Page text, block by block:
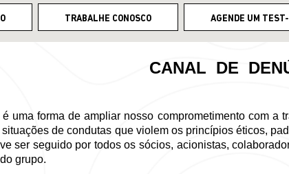
TRABALHE CONOSCO AGENDE UM
CANAL  DE
uma forma de ampliar nosso comprometimento com
de condutas que violem os princípios éticos,
ser seguido por todos os sócios, acionistas,
grupo.